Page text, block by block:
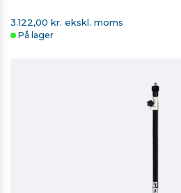
3.122,00 kr. ekskl. moms
På lager